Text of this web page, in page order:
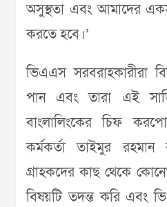
অসুস্থতা এবং আমাদের
করতে হবে।’
ভিএএস সরবরাহকারীরা
পান এবং তারা এই
বাংলালিংকের চিফ
কর্মকর্তা তাইমুর
গ্রাহকদের কাছ থেকে
বিষয়টি তদন্ত করি এবং